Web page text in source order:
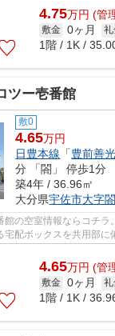
4.75万円 (管
敷金 0ヶ月
1階 / 1K /
ツー壱番館
敷0
4.65万円
日豊本線 「豊前善
分 「閤」 停歩1分
築4年 / 36.96㎡
大分県宇佐市大字閤
館の空室情報ならコチラ
配ボックスを共用部に
ております。...
4.65万円 (管
敷金 0ヶ月
1階 / 1K /